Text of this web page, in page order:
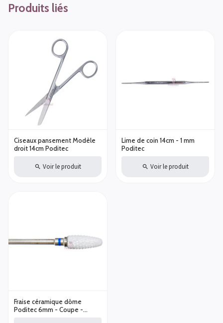
Produits liés
Ciseaux pansement Modèle
droit 14cm Poditec
Voir le produit
Lime de coin 14cm - 1 mm
Poditec
Voir le produit
Fraise céramique dôme
Poditec 6mm - Coupe -